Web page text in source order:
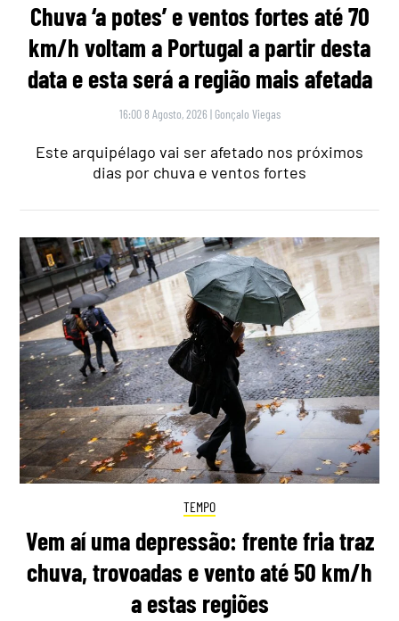
Chuva ‘a potes’ e ventos fortes até 70
km/h voltam a Portugal a partir desta
data e esta será a região mais afetada
16:00 8 Agosto, 2026 | Gonçalo Viegas
Este arquipélago vai ser afetado nos próximos
dias por chuva e ventos fortes
TEMPO
Vem aí uma depressão: frente fria traz
chuva, trovoadas e vento até 50 km/h
a estas regiões